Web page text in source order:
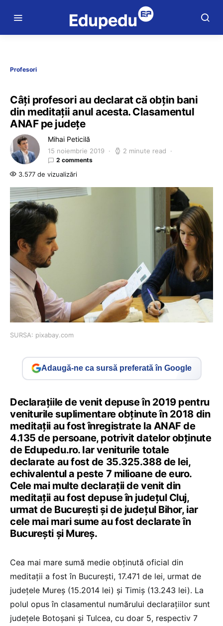
Profesori
Câți profesori au declarat că obțin bani
din meditații anul acesta. Clasamentul
ANAF pe județe
Mihai Peticilă
15 noiembrie 2019 2 minute read
2 comments
3.577 de vizualizări
SURSA: pixabay.com
Adaugă-ne ca sursă preferată în Google
Declarațiile de venit depuse în 2019 pentru
veniturile suplimentare obținute în 2018 din
meditații au fost înregistrate la ANAF de
4.135 de persoane, potrivit datelor obținute
de Edupedu.ro. Iar veniturile totale
declarate au fost de 35.325.388 de lei,
echivalentul a peste 7 milioane de euro.
Cele mai multe declarații de venit din
meditații au fost depuse în județul Cluj,
urmat de București și de județul Bihor, iar
cele mai mari sume au fost declarate în
București și Mureș.
Cea mai mare sumă medie obținută oficial din
meditații a fost în București, 17.471 de lei, urmat de
județele Mureș (15.2014 lei) și Timiș (13.243 lei). La
polul opus în clasamentul numărului declarațiilor sunt
județele Botoșani și Tulcea, cu doar 5, respectiv 7